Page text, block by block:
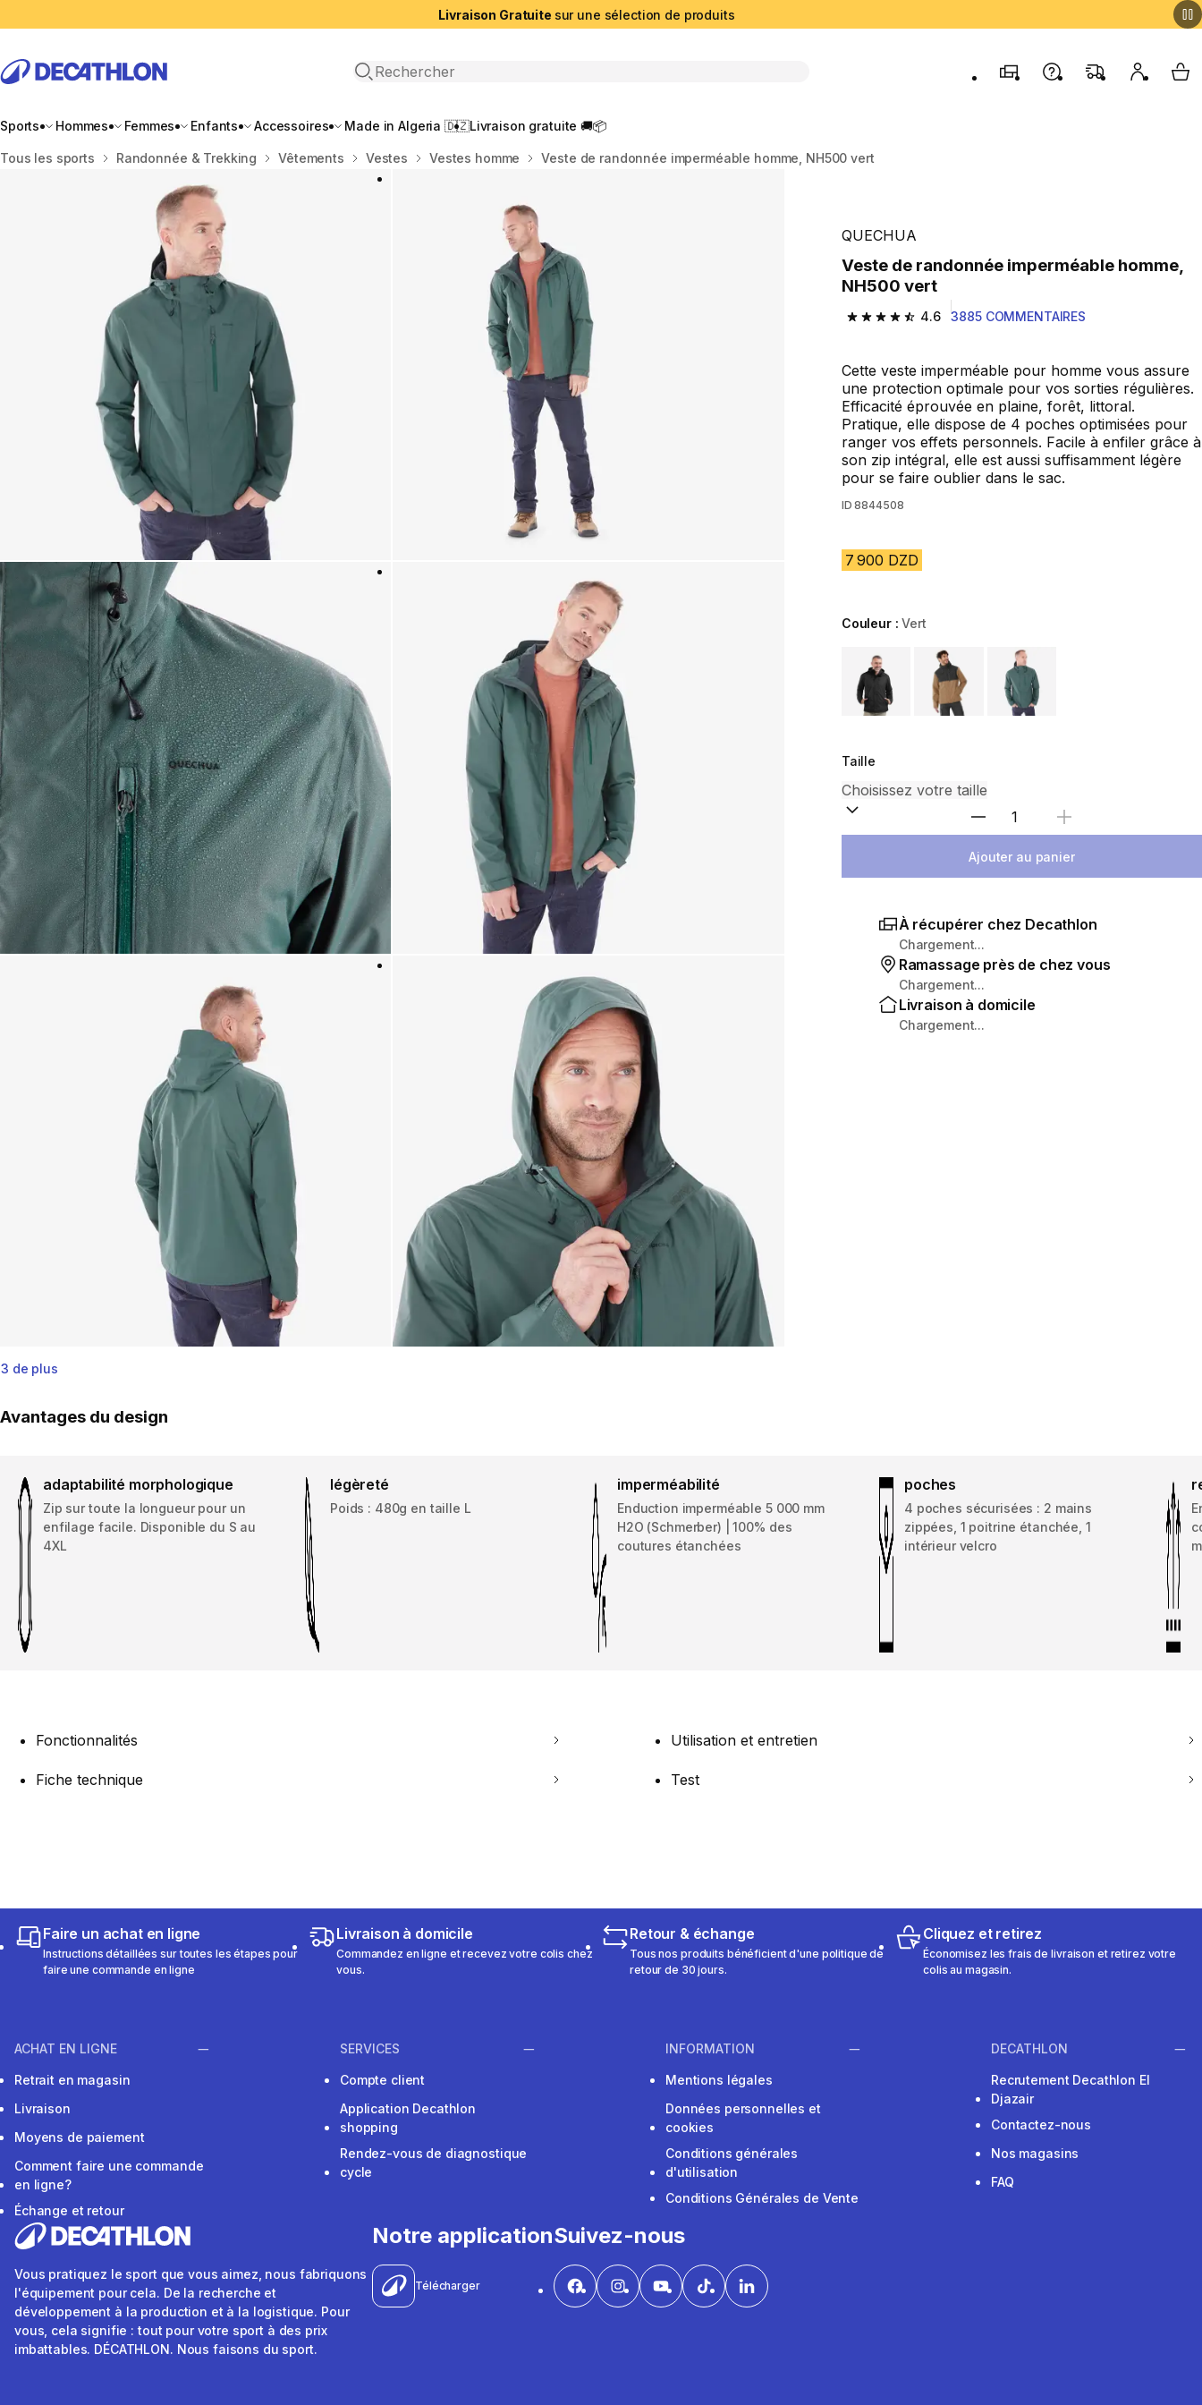
Livraison Gratuite sur une sélection de produits
Recherche ouverte
MagasinsContactez-nous
FAQ Mon My
Sports Hommes Femmes Enfants Accessoires Made in Algeria 🇩🇿Livraison gratuite 🚚📦
Accueil
Tous les sports Randonnée & Trekking Vêtements Vestes Vestes homme Veste de randonnée imperméable homme, NH500 vert
3 de plus
QUECHUA
Veste de randonnée imperméable homme,
NH500 vert
4.6
4.6 out of 5 stars from 3885 reviews
3885 COMMENTAIRES
Cette veste imperméable pour homme vous assure
une protection optimale pour vos sorties régulières.
Efficacité éprouvée en plaine, forêt, littoral.
Pratique, elle dispose de 4 poches optimisées pour
ranger vos effets personnels. Facile à enfiler grâce à
son zip intégral, elle est aussi suffisamment légère
pour se faire oublier dans le sac.
ID 8844508
7 900 DZD
Couleur :Vert
Choose a variant
Taille
Sélectionnez la quantité
Ajouter au panier
À récupérer chez Decathlon
Chargement...
Ramassage près de chez vous
Chargement...
Livraison à domicile
Chargement...
Avantages du design
adaptabilité morphologique
Zip sur toute la longueur pour un
enfilage facile. Disponible du S au
4XL
légèreté
Poids : 480g en taille L
imperméabilité
Enduction imperméable 5 000 mm
H2O (Schmerber) | 100% des
coutures étanchées
poches
4 poches sécurisées : 2 mains
zippées, 1 poitrine étanchée, 1
intérieur velcro
Fonctionnalités Utilisation et entretien
Fiche technique Test
Faire un achat en ligne
Instructions détaillées sur toutes les étapes pour
faire une commande en ligne
Livraison à domicile
Commandez en ligne et recevez votre colis chez
vous.
Retour & échange
Tous nos produits bénéficient d'une politique de
retour de 30 jours.
Cliquez et retirez
Économisez les frais de livraison et retirez votre
colis au magasin.
ACHAT EN LIGNE
Retrait en magasin
Livraison
Moyens de paiement
Comment faire une commande
en ligne?
Échange et retour
SERVICES
Compte client
Application Decathlon
shopping
Rendez-vous de diagnostique
cycle
INFORMATION
Mentions légales
Données personnelles et
cookies
Conditions générales
d'utilisation
Conditions Générales de Vente
DECATHLON
Recrutement Decathlon El
Djazair
Contactez-nous
Nos magasins
FAQ
Vous pratiquez le sport que vous aimez, nous fabriquons
l'équipement pour cela. De la recherche et
développement à la production et à la logistique. Pour
vous, cela signifie : tout pour votre sport à des prix
imbattables. DÉCATHLON. Nous faisons du sport.
Notre application
Télécharger
Suivez-nous